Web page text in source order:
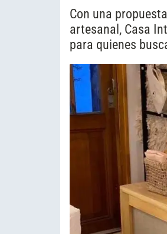
Con una
artesanal, Casa
para quienes